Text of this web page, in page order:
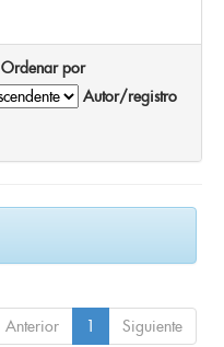
Ordenar por
Autor/registro
Anterior 1 Siguiente